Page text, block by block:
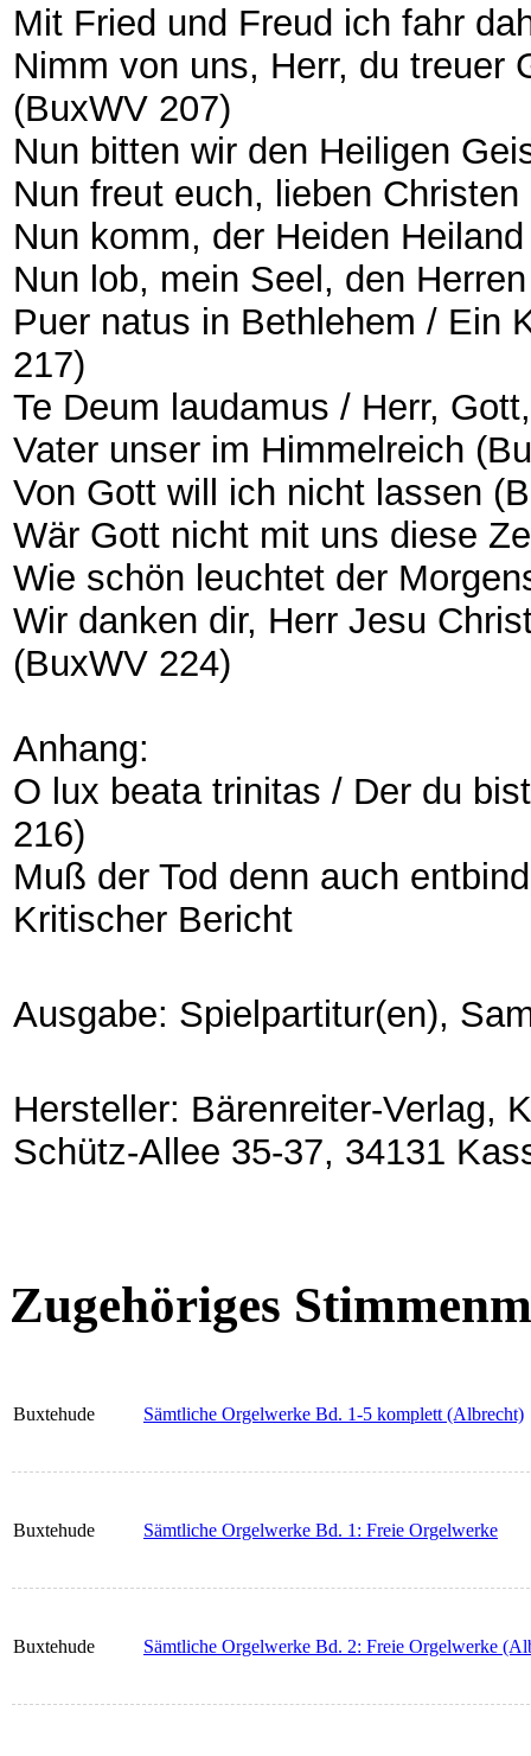
Mit Fried und Freud ich fahr
Nimm von uns, Herr, du treuer
(BuxWV 207)
Nun bitten wir den Heiligen
Nun freut euch, lieben
Nun komm, der Heiden
Nun lob, mein Seel, den
Puer natus in Bethlehem / Ein
217)
Te Deum laudamus / Herr,
Vater unser im Himmelreich
Von Gott will ich nicht lassen
Wär Gott nicht mit uns diese
Wie schön leuchtet der
Wir danken dir, Herr Jesu
(BuxWV 224)
Anhang:
O lux beata trinitas / Der du
216)
Muß der Tod denn auch
Kritischer Bericht
Ausgabe: Spielpartitur(en),
Hersteller: Bärenreiter-Verlag,
Schütz-Allee 35-37, 34131
Zugehöriges
Buxtehude Sämtliche Orgelwerke Bd. 1-5 komplett (Albrecht)
Buxtehude Sämtliche Orgelwerke Bd. 1: Freie Orgelwerke
Buxtehude Sämtliche Orgelwerke Bd. 2: Freie Orgelwerke